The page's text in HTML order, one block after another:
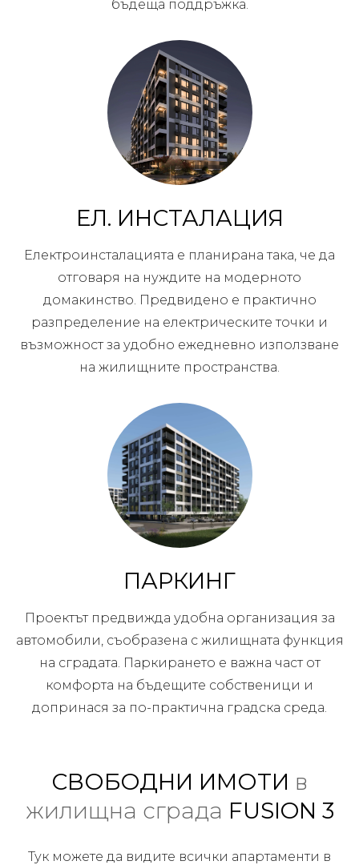
бъдеща поддръжка.
ЕЛ. ИНСТАЛАЦИЯ
Електроинсталацията е планирана така, че да
отговаря на нуждите на модерното
домакинство. Предвидено е практично
разпределение на електрическите точки и
възможност за удобно ежедневно използване
на жилищните пространства.
ПАРКИНГ
Проектът предвижда удобна организация за
автомобили, съобразена с жилищната функция
на сградата. Паркирането е важна част от
комфорта на бъдещите собственици и
допринася за по-практична градска среда.
СВОБОДНИ ИМОТИ в
жилищна сграда FUSION 3
Тук можете да видите всички апартаменти в